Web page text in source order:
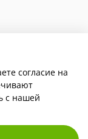
согласие на
с нашей